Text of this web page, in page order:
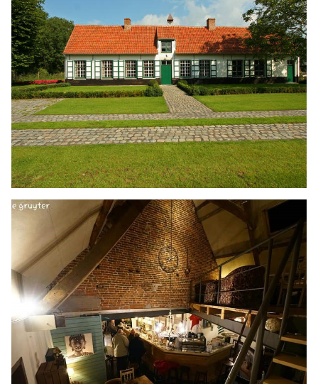
LOGEREN
Goed van den Bogaerde
LEES MEER